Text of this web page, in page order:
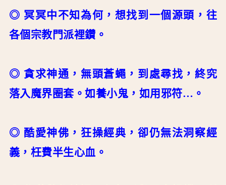
◎ 冥冥中不知為何，想找到一個源頭，往
各個宗教門派裡鑽。
◎ 貪求神通，無頭蒼蠅，到處尋找，終究
落入魔界圈套。如養小鬼，如用邪符…。
◎ 酷愛神佛，狂操經典，卻仍無法洞察經
義，枉費半生心血。